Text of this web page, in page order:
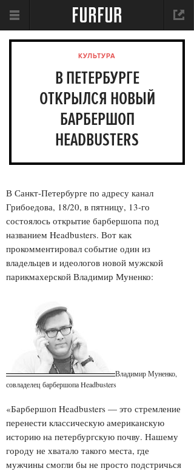
КУЛЬТУРА
В ПЕТЕРБУРГЕ
ОТКРЫЛСЯ НОВЫЙ
БАРБЕРШОП
HEADBUSTERS
В Санкт-Петербурге по адресу канал
Грибоедова, 18/20, в пятницу, 13-го
состоялось открытие барбершопа под
названием Headbusters. Вот как
прокомментировал событие один из
владельцев и идеологов новой мужской
парикмахерской Владимир Муненко:
Владимир Муненко,
совладелец барбершопа Headbusters
«Барбершоп Headbusters — это стремление
перенести классическую американскую
историю на петербургскую почву. Нашему
городу не хватало такого места, где
мужчины смогли бы не просто подстричься